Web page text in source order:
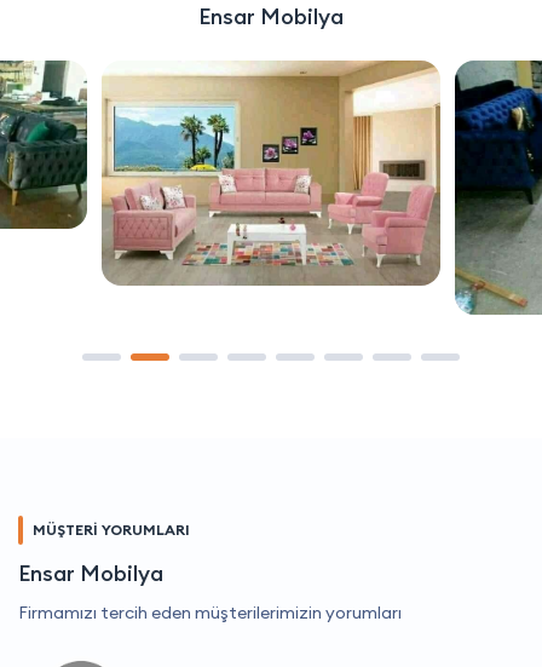
Ensar Mobilya
MÜŞTERİ YORUMLARI
Ensar Mobilya
Firmamızı tercih eden müşterilerimizin yorumları